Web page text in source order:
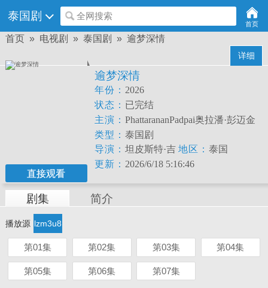
泰国剧 全网搜索
首页
首页» 电视剧 » 泰国剧 » 逾梦深情
详细
直接观看
逾梦深情
年份： 2026
状态： 已完结
主演： PhattarananPadpai奥拉潘·彭迈金
卡薇萨拉·辛普洛苏珀·臣查罗恩
SupojChancharoen
类型： 泰国剧
导演： 坦皮斯特·吉
拉得查昆
地区： 泰国
更新： 2026/6/18 5:16:46
剧集 简介
播放源 lzm3u8
第01集 第02集 第03集 第04集
第05集 第06集 第07集